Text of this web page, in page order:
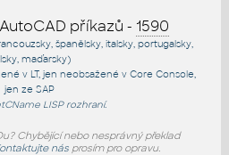
příkazů - 1590
španělsky, italsky, portugalsky,
maďarsky)
v LT, jen neobsažené v Core Console
jen ze SAP
LISP rozhraní.
Chybějící nebo nesprávný překlad
násprosím pro opravu.